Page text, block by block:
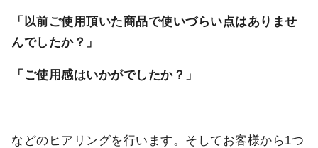
「以前ご使用頂いた商品で使いづらい点はありませ
んでしたか？」
「ご使用感はいかがでしたか？」
などのヒアリングを行います。そしてお客様から1つ